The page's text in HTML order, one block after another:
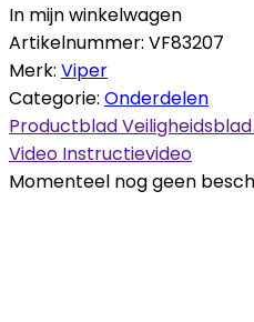
In mijn winkelwagen
Artikelnummer: VF83207
Merk: Viper
Categorie: Onderdelen
ProductbladVeiligheidsblad
Video Instructievideo
Momenteel nog geen